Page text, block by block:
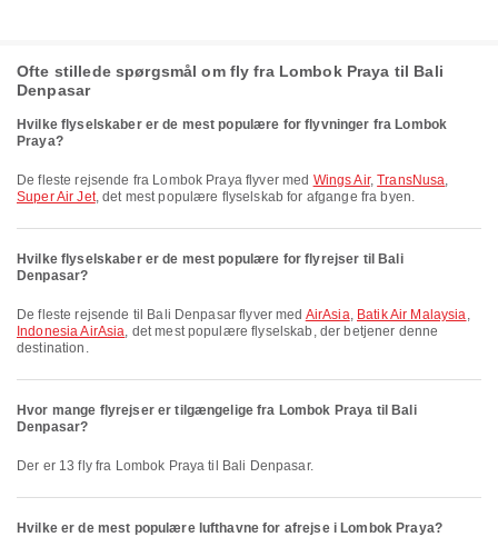
Ofte stillede spørgsmål om fly fra Lombok Praya til Bali
Denpasar
Hvilke flyselskaber er de mest populære for flyvninger fra Lombok
Praya?
De fleste rejsende fra Lombok Praya flyver med Wings Air,TransNusa,
Super Air Jet, det mest populære flyselskab for afgange fra byen.
Hvilke flyselskaber er de mest populære for flyrejser til Bali
Denpasar?
De fleste rejsende til Bali Denpasar flyver med AirAsia, Batik Air Malaysia,
Indonesia AirAsia, det mest populære flyselskab, der betjener denne
destination.
Hvor mange flyrejser er tilgængelige fra Lombok Praya til Bali
Denpasar?
Der er 13 fly fra Lombok Praya til Bali Denpasar.
Hvilke er de mest populære lufthavne for afrejse i Lombok Praya?